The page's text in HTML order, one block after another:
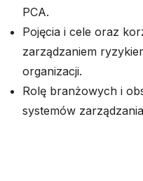
PCA.
Pojęcia i cele oraz
zarządzaniem
organizacji.
Rolę branżowych i
systemów